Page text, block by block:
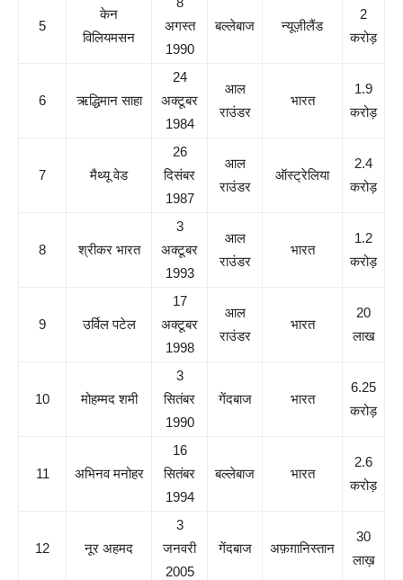
5
केन
विलियमसन
अगस्त
1990
बल्लेबाज न्यूज़ीलैंड
2
करोड़
6 ऋद्धिमान साहा
24
अक्टूबर
1984
आल
राउंडर
भारत
1.9
करोड़
7 मैथ्यू वेड
26
दिसंबर
1987
आल
राउंडर
ऑस्ट्रेलिया
2.4
करोड़
8 श्रीकर भारत
3
अक्टूबर
1993
आल
राउंडर
भारत
1.2
करोड़
9 उर्विल पटेल
17
अक्टूबर
1998
आल
राउंडर
भारत
20
लाख
10 मोहम्मद शमी
3
सितंबर
1990
गेंदबाज भारत
6.25
करोड़
11 अभिनव मनोहर
16
सितंबर
1994
बल्लेबाज भारत
2.6
करोड़
12 नूर अहमद
3
जनवरी
2005
गेंदबाज अफ़ग़ानिस्तान
30
लाख़